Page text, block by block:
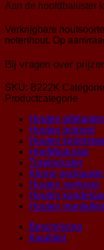
Aan de hoofdbaluster
Verkrijgbare
notenhout. Op
Bij vragen over
SKU: B222K
Productcategorie
Houten tafelpoten
Houten bolpoot
Houten
Hoofdbaluster
Trapbaluster
Kleine
Houten sierknop
Houten
Houten
Beschrijving
Kwaliteit